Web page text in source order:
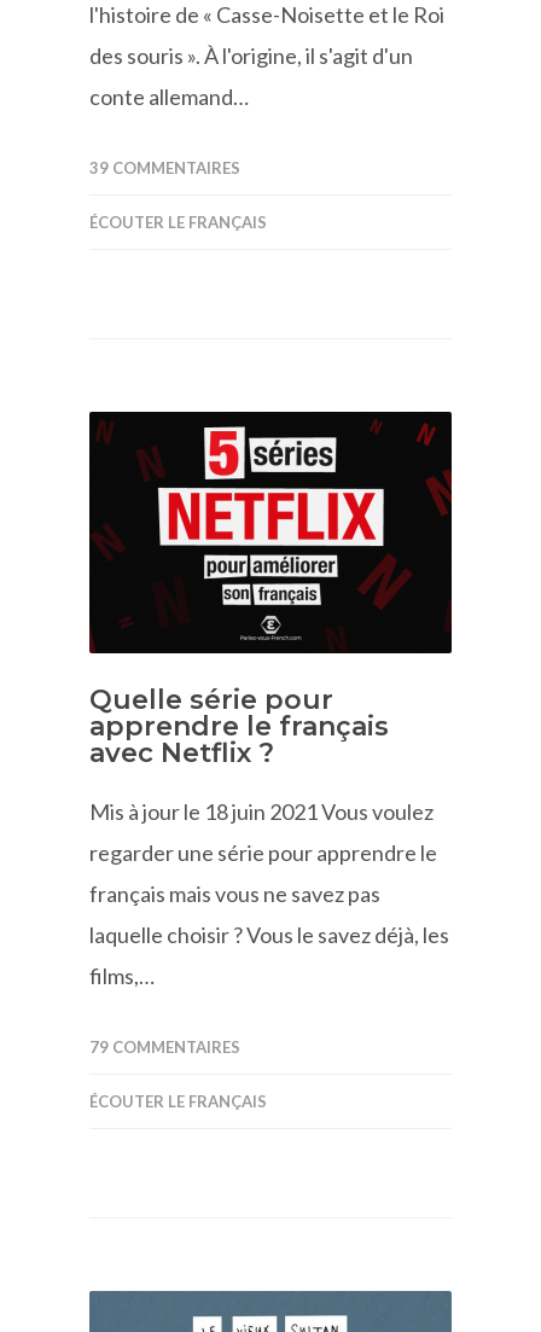
l'histoire de « Casse-Noisette et le Roi
des souris ». À l'origine, il s'agit d'un
conte allemand…
39 COMMENTAIRES
ÉCOUTER LE FRANÇAIS
Quelle série pour
apprendre le français
avec Netflix ?
Mis à jour le 18 juin 2021 Vous voulez
regarder une série pour apprendre le
français mais vous ne savez pas
laquelle choisir ? Vous le savez déjà, les
films,…
79 COMMENTAIRES
ÉCOUTER LE FRANÇAIS